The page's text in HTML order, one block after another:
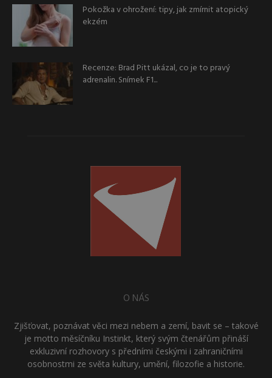
Pokožka v ohrožení: tipy, jak zmírnit atopický
ekzém
Recenze: Brad Pitt ukázal, co je to pravý
adrenalin. Snímek F1...
O NÁS
Zjišťovat, poznávat věci mezi nebem a zemí, bavit se – takové
je motto měsíčníku Instinkt, který svým čtenářům přináší
exkluzivní rozhovory s předními českými i zahraničními
osobnostmi ze světa kultury, umění, filozofie a historie.